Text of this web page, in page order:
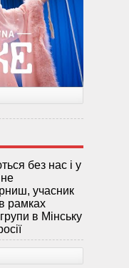
без нас і у
учасник
рамках
в Мінську